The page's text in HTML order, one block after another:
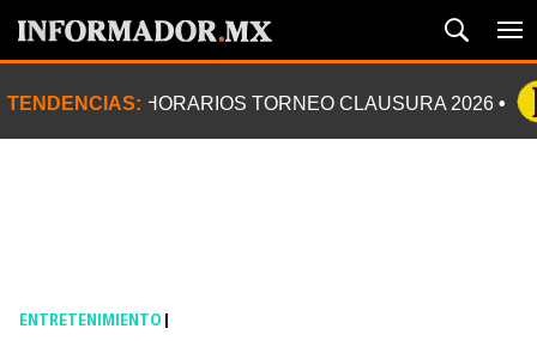
TENDENCIAS: HORARIOS TORNEO CLAUSURA 2026
ENTRETENIMIENTO